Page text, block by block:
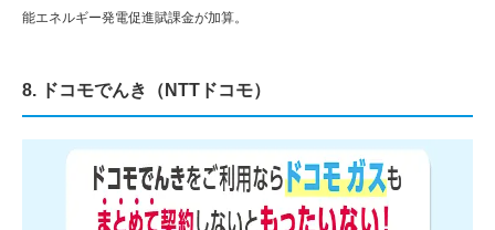
能エネルギー発電促進賦課金が加算。
8. ドコモでんき（NTTドコモ）